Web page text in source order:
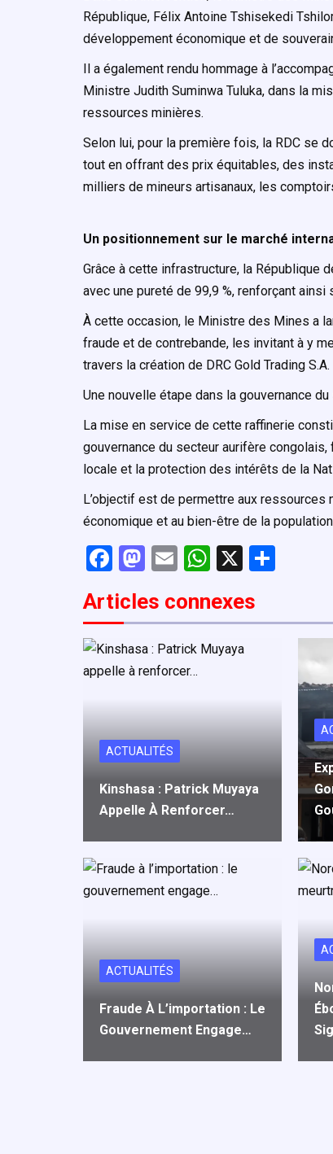
République, Félix Antoine Tshisekedi
développement économique et de
Il a également rendu hommage à
Ministre Judith Suminwa Tuluka, dans la
ressources minières.
Selon lui, pour la première fois, la RDC se
tout en offrant des prix équitables, des
milliers de mineurs artisanaux, les
Un positionnement sur le marché
Grâce à cette infrastructure, la République
avec une pureté de 99,9 %, renforçant
À cette occasion, le Ministre des Mines a
fraude et de contrebande, les invitant à y
travers la création de DRC Gold Trading S.A.
Une nouvelle étape dans la gouvernance
La mise en service de cette raffinerie
gouvernance du secteur aurifère
locale et la protection des intérêts de la
L’objectif est de permettre aux
économique et au bien-être de la
F
ce
b
o
k
M
st
o
d
n
E
ail
W
at
s
A
p
X
Articles connexes
ACTUALITÉS
Kinshasa : Patrick Muyaya
Appelle À Renforcer…
ACTUALITÉS
Fraude À L’importation : Le
Gouvernement Engage…